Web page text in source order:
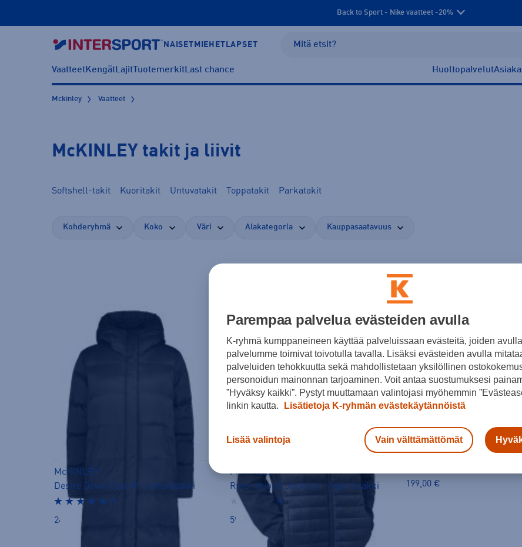
Back to Sport - Nike vaatteet -20%
NAISET MIEHET LAPSET
VaatteetKengätLajitTuotemerkitLast chance Huoltopalvelut
Mckinley Vaatteet
McKINLEY takit ja liivit
Softshell-takit Kuoritakit Untuvatakit Toppatakit Parkatakit
Kohderyhmä Koko Väri Alakategoria Kauppasaatavuus
McKINLEY
Desire Down Coat W - untuvatakki
(1)
249,00 €
McKINLEY
Ryver Hybrid Jacket jr - hybriditakki
(0)
59,90 €
McKINLEY
199,00 €
Parempaa palvelua evästeiden avulla
K-ryhmä kumppaneineen käyttää palveluissaan evästeitä, joiden avulla
palvelumme toimivat toivotulla tavalla. Lisäksi evästeiden avulla
palveluiden tehokkuutta sekä mahdollistetaan yksilöllinen
personoidun mainonnan tarjoaminen. Voit antaa suostumuksesi
”Hyväksy kaikki”. Pystyt muuttamaan valintojasi myöhemmin
linkin kautta.
Lisätietoja K-ryhmän evästekäytännöistä
Lisää valintoja Vain välttämättömät